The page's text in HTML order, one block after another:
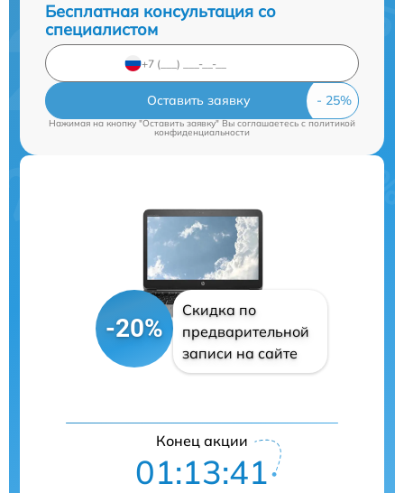
Бесплатная консультация со
специалистом
Оставить заявку
Нажимая на кнопку "Оставить заявку" Вы соглашаетесь cполитикой
конфиденциальности
-20%
Скидка по
предварительной
записи на сайте
Конец акции
01:13:40